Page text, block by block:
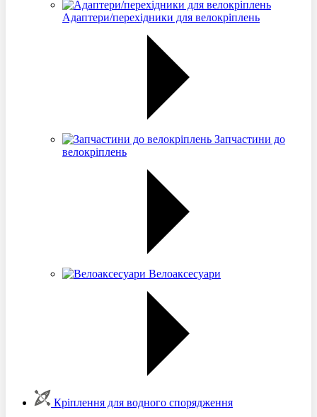
Адаптери/перехідники для велокріплень
Запчастини до
велокріплень
Велоаксесуари
Кріплення для водного спорядження